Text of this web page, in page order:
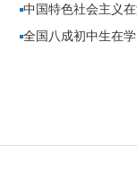
中国特色社会主义
全国八成初中生在